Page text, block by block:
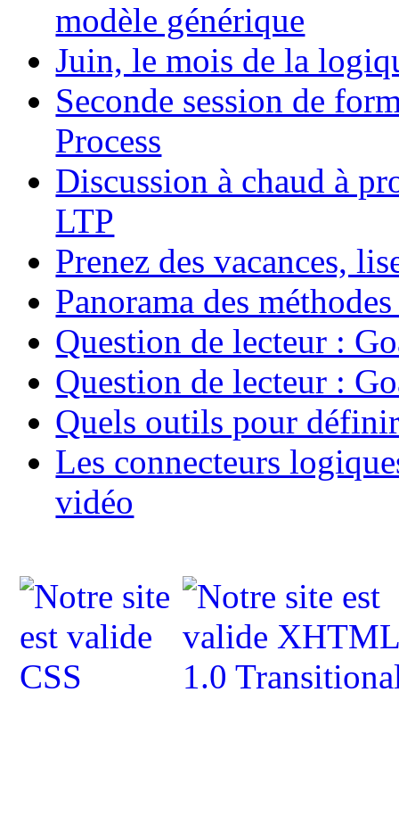
modèle générique
Juin, le mois de la
Seconde session de
Process
Discussion à chaud à
LTP
Prenez des vacances,
Panorama des
Question de lecteur :
Question de lecteur :
Quels outils pour
Les connecteurs
vidéo